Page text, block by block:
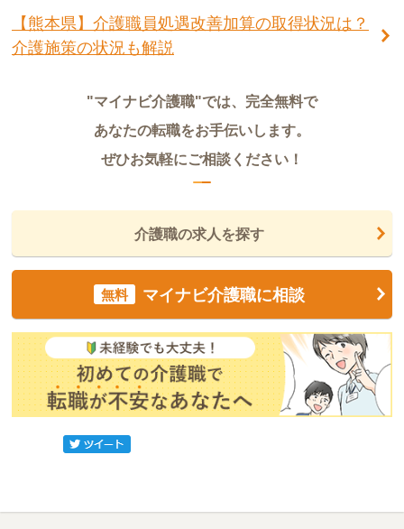
【熊本県】介護職員処遇改善加算の取得状況は？
介護施策の状況も解説
"マイナビ介護職"では、完全無料で
あなたの転職をお手伝いします。
ぜひお気軽にご相談ください！
介護職の求人を探す
無料 マイナビ介護職に相談